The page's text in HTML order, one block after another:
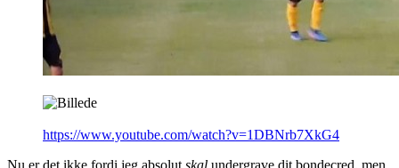
https://www.youtube.com/watch?v=1DBNrb7XkG4